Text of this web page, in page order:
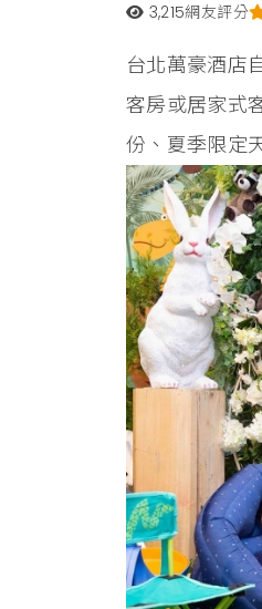
3,215網友評分
台北萬豪酒店
客房或居家式
份、夏季限定